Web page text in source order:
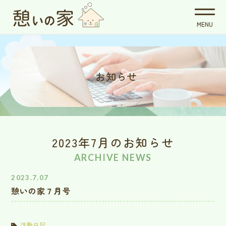
お知らせ
2023年7月のお知らせ
ARCHIVE NEWS
2023.7.07
憩いの家７月号